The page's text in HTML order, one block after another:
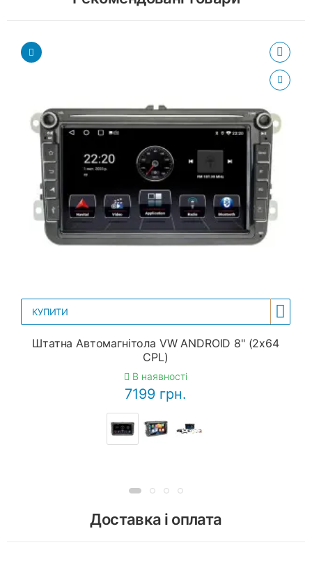
КУПИТИ
Штатна Автомагнітола VW ANDROID 8" (2x64
CPL)
В наявності
7199 грн.
Доставка і оплата